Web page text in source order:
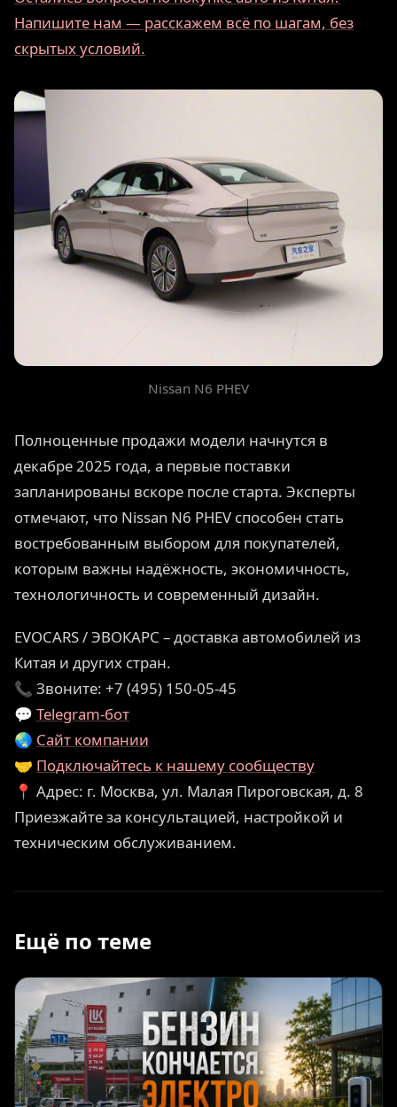
Напишите нам — расскажем всё по шагам, без
скрытых условий.
Nissan N6 PHEV
Полноценные продажи модели начнутся в
декабре 2025 года, а первые поставки
запланированы вскоре после старта. Эксперты
отмечают, что Nissan N6 PHEV способен стать
востребованным выбором для покупателей,
которым важны надёжность, экономичность,
технологичность и современный дизайн.
EVOCARS / ЭВОКАРС – доставка автомобилей из
Китая и других стран.
📞 Звоните: +7 (495) 150-05-45
💬 Telegram-бот
🌏 Сайт компании
🤝 Подключайтесь к нашему сообществу
📍 Адрес: г. Москва, ул. Малая Пироговская, д. 8
Приезжайте за консультацией, настройкой и
техническим обслуживанием.
Ещё по теме